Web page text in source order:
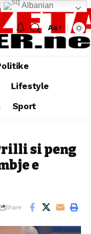
Aa
Lifestyle
Sport
si peng
e
Share
Albanian